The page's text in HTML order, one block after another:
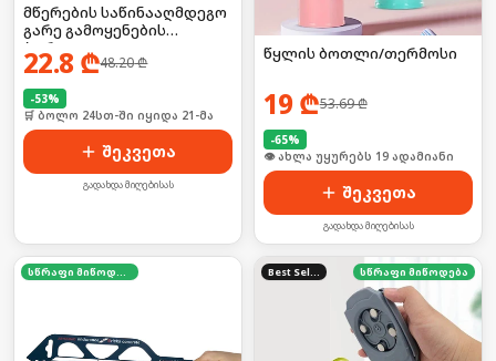
მწერების საწინააღმდეგო
გარე გამოყენების
პორტატული
დამაფრთხობელი
22.8 ₾48.20₾
-53%
🛒 ბოლო 24სთ-ში იყიდა 21-მა
შეკვეთა
გადახდა მიღებისას
წყლის ბოთლი/თერმოსი
19 ₾53.69₾
-65%
🛒 ბოლო 24სთ-ში იყიდა 3-მა
შეკვეთა
გადახდა მიღებისას
სწრაფი მიწოდება Best Seller სწრაფი მიწოდება